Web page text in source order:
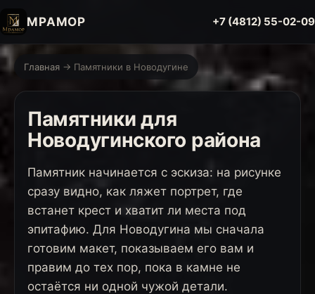
МРАМОР +7 (4812) 55-02-09
Главная → Памятники в Новодугине
Памятники для
Новодугинского района
Памятник начинается с эскиза: на рисунке
сразу видно, как ляжет портрет, где
встанет крест и хватит ли места под
эпитафию. Для Новодугина мы сначала
готовим макет, показываем его вам и
правим до тех пор, пока в камне не
остаётся ни одной чужой детали.